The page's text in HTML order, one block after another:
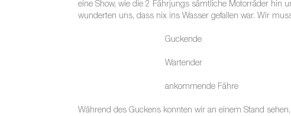
eine Show, wie die 2 Fährjungs sämtliche Motorräder hin
wunderten uns, dass nix ins Wasser gefallen war. Wir
Guckende
Wartender
ankommende Fähre
Während des Guckens konnten wir an einem Stand